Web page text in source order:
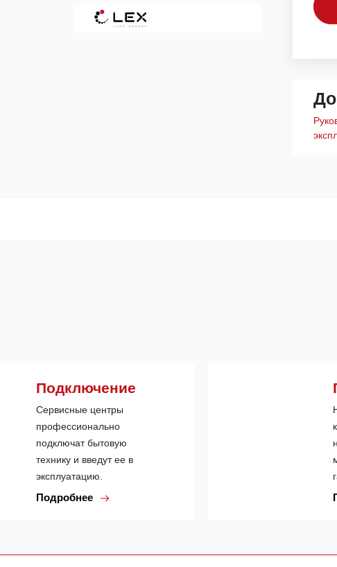
Подключение
Сервисные центры
профессионально
подключат бытовую
технику и введут ее в
эксплуатацию.
Подробнее